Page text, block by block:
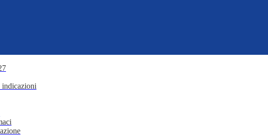
indicazioni